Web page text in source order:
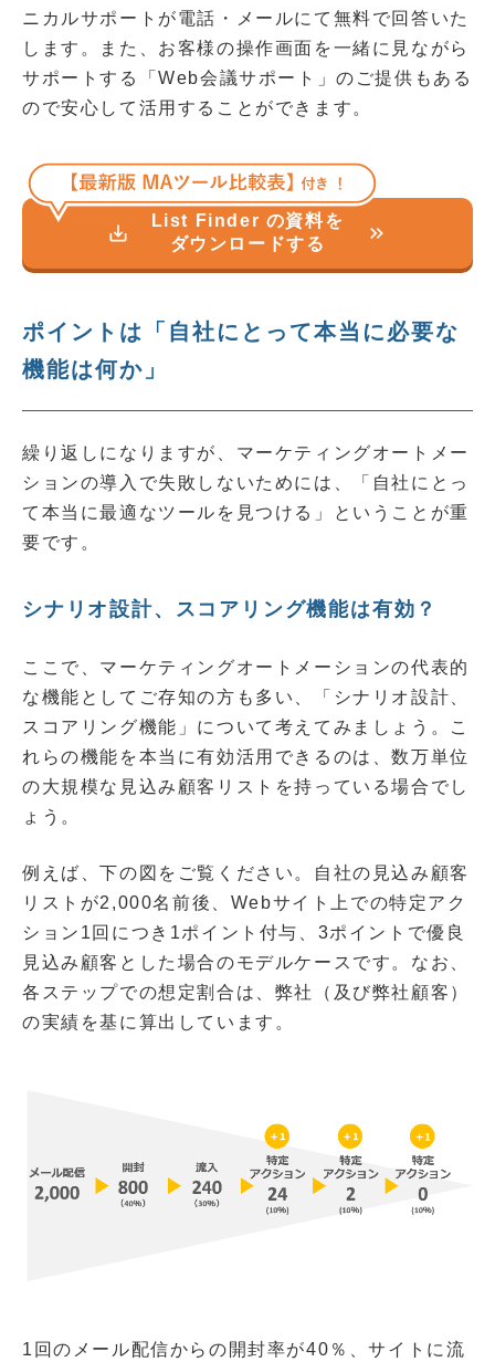
ニカルサポートが電話・メールにて無料で回答いた
します。また、お客様の操作画面を一緒に見ながら
サポートする「Web会議サポート」のご提供もある
ので安心して活用することができます。
save_alt
List Finder の資料を
ダウンロードする
keyboard_double_arrow_right
ポイントは「自社にとって本当に必要な
機能は何か」
繰り返しになりますが、マーケティングオートメー
ションの導入で失敗しないためには、「自社にとっ
て本当に最適なツールを見つける」ということが重
要です。
シナリオ設計、スコアリング機能は有効？
ここで、マーケティングオートメーションの代表的
な機能としてご存知の方も多い、「シナリオ設計、
スコアリング機能」について考えてみましょう。こ
れらの機能を本当に有効活用できるのは、数万単位
の大規模な見込み顧客リストを持っている場合でし
ょう。
例えば、下の図をご覧ください。自社の見込み顧客
リストが2,000名前後、Webサイト上での特定アク
ション1回につき1ポイント付与、3ポイントで優良
見込み顧客とした場合のモデルケースです。なお、
各ステップでの想定割合は、弊社（及び弊社顧客）
の実績を基に算出しています。
1回のメール配信からの開封率が40％、サイトに流